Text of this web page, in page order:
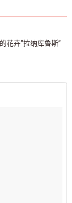
花卉“拉纳库鲁斯”